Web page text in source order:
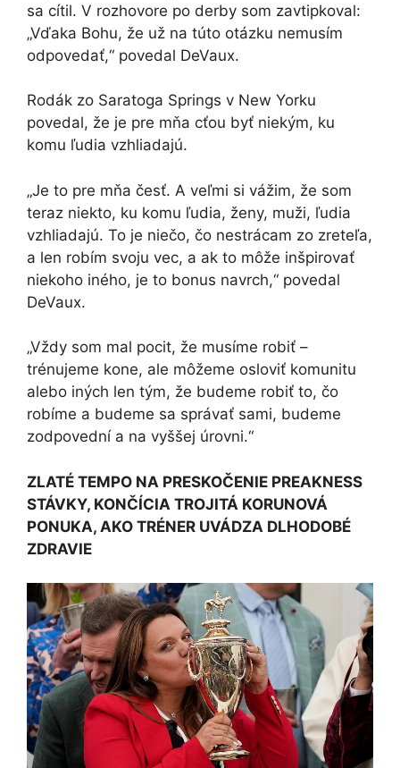
sa cítil. V rozhovore po derby som zavtipkoval:
„Vďaka Bohu, že už na túto otázku nemusím
odpovedať,“ povedal DeVaux.
Rodák zo Saratoga Springs v New Yorku
povedal, že je pre mňa cťou byť niekým, ku
komu ľudia vzhliadajú.
„Je to pre mňa česť. A veľmi si vážim, že som
teraz niekto, ku komu ľudia, ženy, muži, ľudia
vzhliadajú. To je niečo, čo nestrácam zo zreteľa,
a len robím svoju vec, a ak to môže inšpirovať
niekoho iného, ​​je to bonus navrch,“ povedal
DeVaux.
„Vždy som mal pocit, že musíme robiť –
trénujeme kone, ale môžeme osloviť komunitu
alebo iných len tým, že budeme robiť to, čo
robíme a budeme sa správať sami, budeme
zodpovední a na vyššej úrovni.“
ZLATÉ TEMPO NA PRESKOČENIE PREAKNESS
STÁVKY, KONČÍCIA TROJITÁ KORUNOVÁ
PONUKA, AKO TRÉNER UVÁDZA DLHODOBÉ
ZDRAVIE